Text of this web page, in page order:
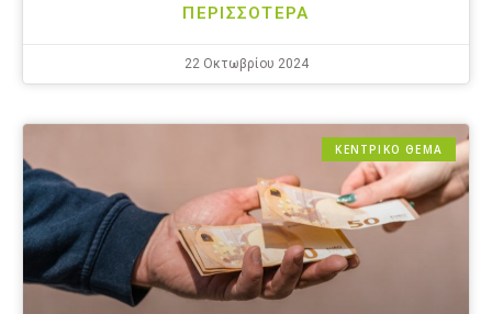
ΠΕΡΙΣΣΟΤΕΡΑ
22 Οκτωβρίου 2024
ΚΕΝΤΡΙΚΟ ΘΕΜΑ